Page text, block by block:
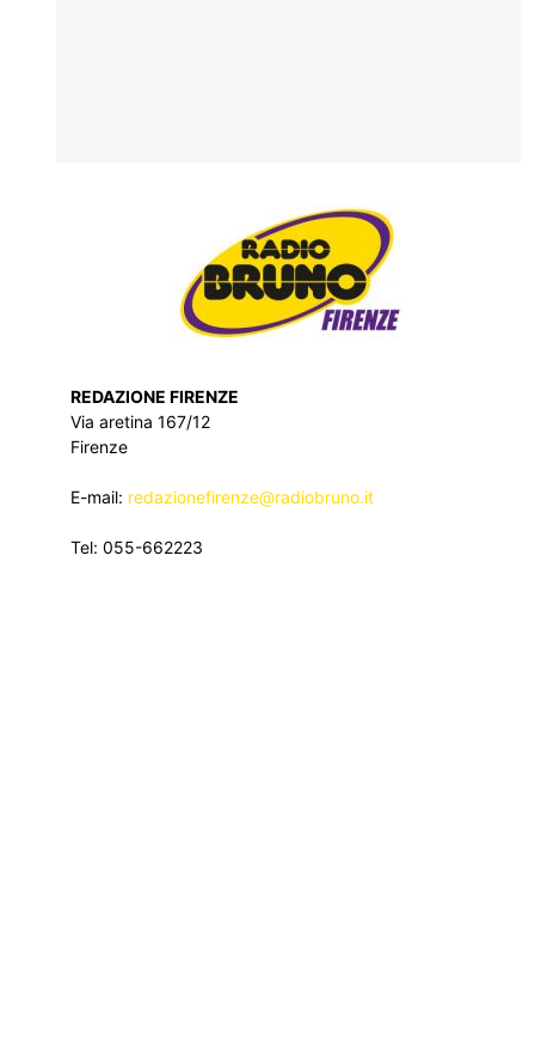
REDAZIONE FIRENZE
Via aretina 167/12
Firenze
E-mail: redazionefirenze@radiobruno.it
Tel: 055-662223